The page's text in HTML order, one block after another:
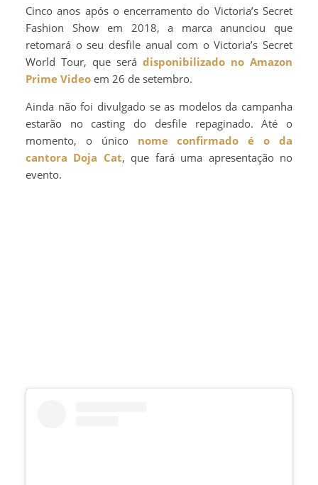
Cinco anos após o encerramento do Victoria’s Secret
Fashion Show em 2018, a marca anunciou que
retomará o seu desfile anual com o Victoria’s Secret
World Tour, que será disponibilizado no Amazon
Prime Video em 26 de setembro.
Ainda não foi divulgado se as modelos da campanha
estarão no casting do desfile repaginado. Até o
momento, o único nome confirmado é o da
cantora Doja Cat, que fará uma apresentação no
evento.